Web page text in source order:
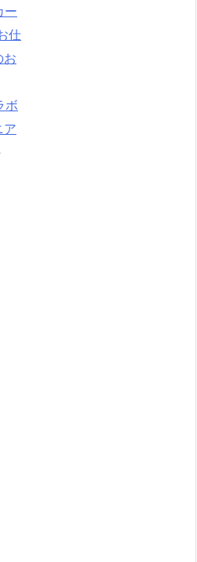
ー
仕
お
ボ
ア